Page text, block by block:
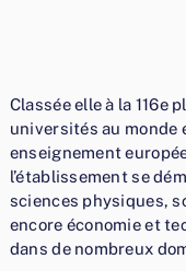
Classée elle à la 116e
universités au monde
enseignement
l’établissement se
sciences physiques,
encore économie et
dans de nombreux